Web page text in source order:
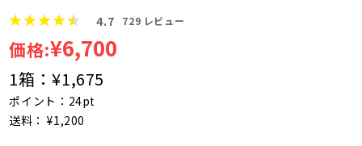
4.7 729 レビュー
価格:¥6,700
1箱：¥1,675
ポイント：24pt
送料： ¥1,200